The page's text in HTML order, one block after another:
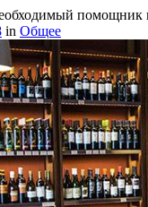
помощник
in Общее